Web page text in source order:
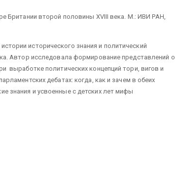
Британии второй половины XVIII века. М.: ИВИ РАН,
исторического знания и политический
Автор исследовала формирование представлений о
выработке политических концепций тори, вигов и
дебатах: когда, как и зачем в обеих
знания и усвоенные с детских лет мифы